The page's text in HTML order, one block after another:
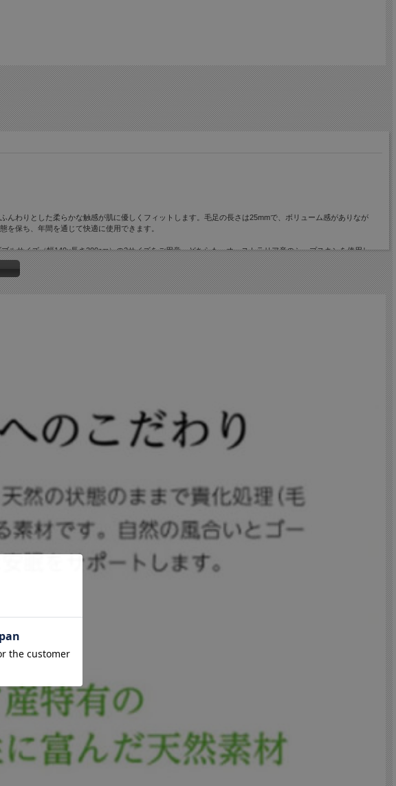
わりとした柔らかな触感が肌に優しくフィットします。毛足の長さは25mmで、ボリューム感がありなが
保ち、年間を通じて快適に使用できます。
サイズ（幅140×長さ200cm）の2サイズをご用意。どちらも、オーストラリア産のシープスキンを使用し、
リアに馴染みやすく、空間を一層上品に仕上げます。さらに、ムートンシーツの裏地にはポリエステルを使用
。また、軽量で使いやすいため、お手入れも簡単。日常的に使用する寝具として、長持ちする高品質のシー